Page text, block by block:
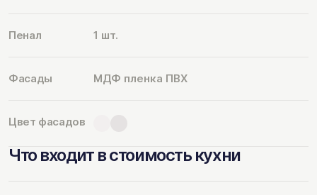
Пенал 1 шт.
Фасады МДФ пленка ПВХ
Цвет фасадов
Что входит в стоимость кухни